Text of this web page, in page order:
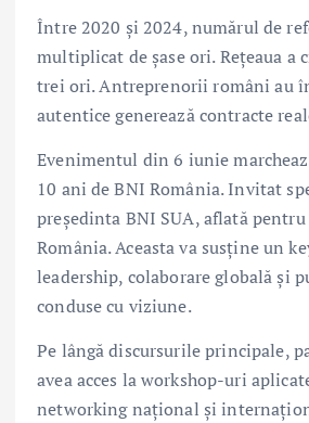
Între 2020 și 2024, numărul de
multiplicat de șase ori. Rețeaua a
trei ori. Antreprenorii români au
autentice generează contracte
Evenimentul din 6 iunie
10 ani de BNI România. Invitat
președinta BNI SUA, aflată
România. Aceasta va susține un
leadership, colaborare globală și
conduse cu viziune.
Pe lângă discursurile principale,
avea acces la workshop-uri
networking național și